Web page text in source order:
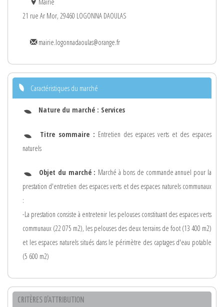
21 rue Ar Mor, 29460 LOGONNA DAOULAS
mairie.logonnadaoulas@orange.fr
Caractéristiques du marché
Nature du marché : Services
Titre sommaire : Entretien des espaces verts et des espaces
naturels
Objet du marché : Marché à bons de commande annuel pour la
prestation d'entretien des espaces verts et des espaces naturels communaux
:
-La prestation consiste à entretenir les pelouses constituant des espaces verts
communaux (22 075 m2), les pelouses des deux terrains de foot (13 400 m2)
et les espaces naturels situés dans le périmètre des captages d'eau potable
(5 600 m2)
CRITÈRES D'ATTRIBUTION